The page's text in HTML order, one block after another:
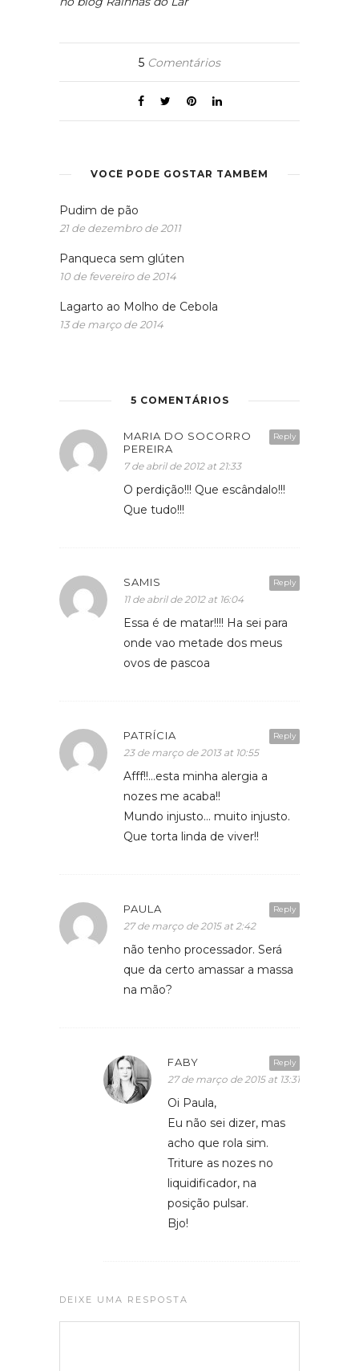
5 Comentários
VOCÊ PODE GOSTAR TAMBÉM
Pudim de pão
21 de dezembro de 2011
Panqueca sem glúten
10 de fevereiro de 2014
Lagarto ao Molho de Cebola
13 de março de 2014
5 COMENTÁRIOS
Reply
MARIA DO SOCORRO
PEREIRA
7 de abril de 2012 at 21:33
O perdição!!! Que escândalo!!!
Que tudo!!!
Reply
SAMIS
11 de abril de 2012 at 16:04
Essa é de matar!!!! Ha sei para
onde vao metade dos meus
ovos de pascoa
Reply
PATRÍCIA
23 de março de 2013 at 10:55
Afff!!…esta minha alergia a
nozes me acaba!!
Mundo injusto… muito injusto.
Que torta linda de viver!!
Reply
PAULA
27 de março de 2015 at 2:42
não tenho processador. Será
que da certo amassar a massa
na mão?
Reply
FABY
27 de março de 2015 at 13:31
Oi Paula,
Eu não sei dizer, mas
acho que rola sim.
Triture as nozes no
liquidificador, na
posição pulsar.
Bjo!
DEIXE UMA RESPOSTA